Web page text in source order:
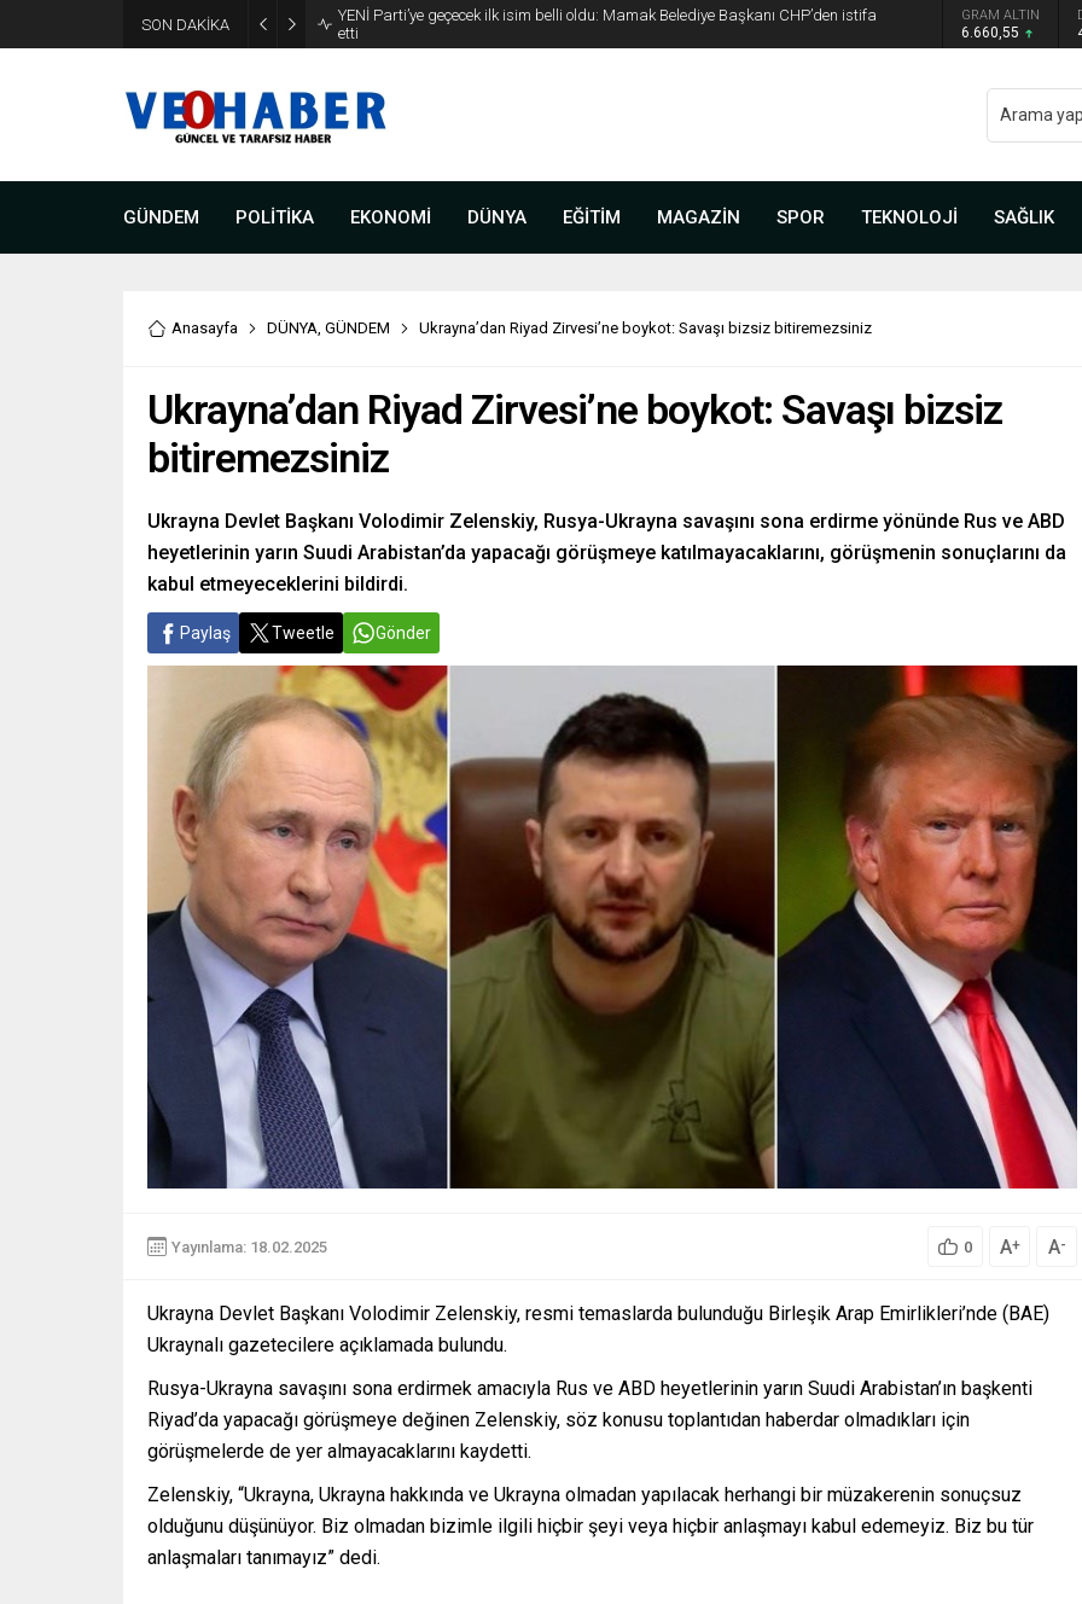
SON DAKİKA
YENİ Parti’ye geçecek ilk isim belli oldu: Mamak Belediye Başkanı CHP’den istifa
etti
GRAM ALTIN
6.660,55
GÜNDEM POLİTİKA EKONOMİ DÜNYA EĞİTİM MAGAZİN SPOR TEKNOLOJİ SAĞLIK
Anasayfa DÜNYA, GÜNDEM Ukrayna’dan Riyad Zirvesi’ne boykot: Savaşı bizsiz bitiremezsiniz
Ukrayna’dan Riyad Zirvesi’ne boykot: Savaşı bizsiz
bitiremezsiniz
Ukrayna Devlet Başkanı Volodimir Zelenskiy, Rusya-Ukrayna savaşını sona erdirme yönünde Rus ve ABD
heyetlerinin yarın Suudi Arabistan’da yapacağı görüşmeye katılmayacaklarını, görüşmenin sonuçlarını da
kabul etmeyeceklerini bildirdi.
Paylaş Tweetle Gönder
Yayınlama: 18.02.2025 0 A+ A-
Ukrayna Devlet Başkanı Volodimir Zelenskiy, resmi temaslarda bulunduğu Birleşik Arap Emirlikleri’nde (BAE)
Ukraynalı gazetecilere açıklamada bulundu.
Rusya-Ukrayna savaşını sona erdirmek amacıyla Rus ve ABD heyetlerinin yarın Suudi Arabistan’ın başkenti
Riyad’da yapacağı görüşmeye değinen Zelenskiy, söz konusu toplantıdan haberdar olmadıkları için
görüşmelerde de yer almayacaklarını kaydetti.
Zelenskiy, “Ukrayna, Ukrayna hakkında ve Ukrayna olmadan yapılacak herhangi bir müzakerenin sonuçsuz
olduğunu düşünüyor. Biz olmadan bizimle ilgili hiçbir şeyi veya hiçbir anlaşmayı kabul edemeyiz. Biz bu tür
anlaşmaları tanımayız” dedi.